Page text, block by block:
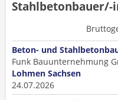
Stahlbetonbauer/-
Beton- und
Funk Bauunternehmung
Lohmen Sachsen
24.07.2026